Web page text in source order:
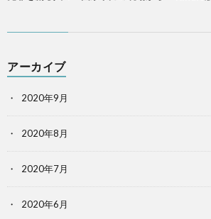
アーカイブ
2020年9月
2020年8月
2020年7月
2020年6月